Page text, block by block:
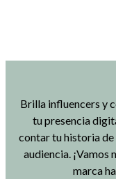
Brilla influencers y
tu presencia
contar tu historia de
audiencia. ¡Vamos
marca